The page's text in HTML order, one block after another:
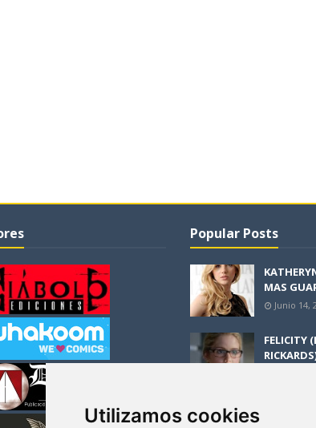
Utilizamos cookies
Popular Posts
MAS
Junio 14,
FELICITY